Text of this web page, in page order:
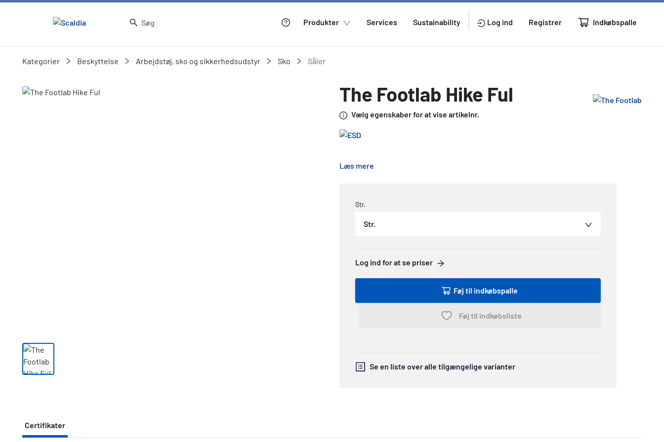
Produkter Services Sustainability Log ind Registrer Indkøbspalle
Kategorier Beskyttelse Arbejdstøj, sko og sikkerhedsudstyr Sko Såler
Slide 1 of 1 The Footlab Hike Ful
Vælg egenskaber for at vise artikelnr.
Læs mere
Str.
Str.
Log ind for at se priser
Føj til indkøbspalle
Føj til indkøbsliste
Se en liste over alle tilgængelige varianter
Certifikater